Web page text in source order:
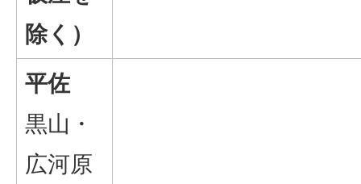
除く）
平佐
黒山・
広河原